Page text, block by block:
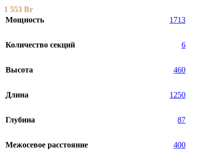
1 553 Br
Мощность
1713
Количество секций 6
Высота 460
Длина 1250
Глубина 87
Межосевое расстояние 400